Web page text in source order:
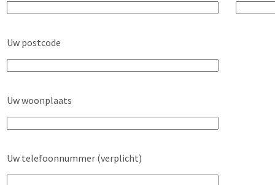
Uw postcode
Uw woonplaats
Uw telefoonnummer (verplicht)